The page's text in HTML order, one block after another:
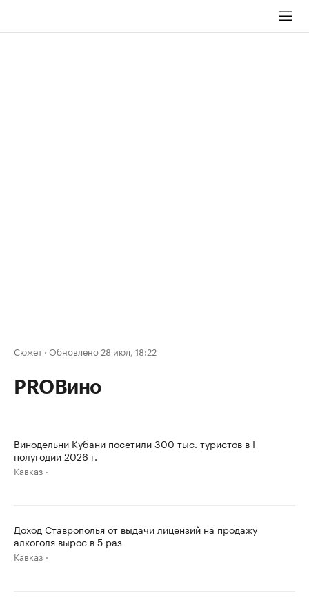
Сюжет · Обновлено 28 июл, 18:22
PROВино
Винодельни Кубани посетили 300 тыс. туристов в I
полугодии 2026 г.
Кавказ
Доход Ставрополья от выдачи лицензий на продажу
алкоголя вырос в 5 раз
Кавказ